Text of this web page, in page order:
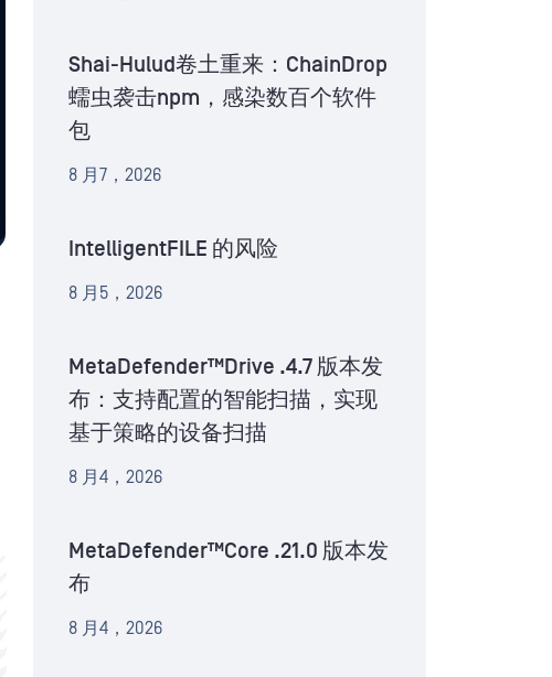
Shai-Hulud卷土重来：ChainDrop
蠕虫袭击npm，感染数百个软件
包
8 月7，2026
IntelligentFILE 的风险
8 月5，2026
MetaDefender™Drive .4.7 版本发
布：支持配置的智能扫描，实现
基于策略的设备扫描
8 月4，2026
MetaDefender™Core .21.0 版本发
布
8 月4，2026